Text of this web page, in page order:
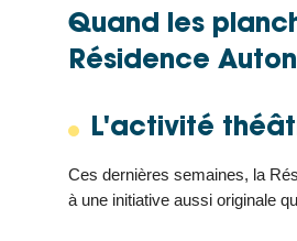
Quand les
Résidence
L'activité
Ces dernières semaines, la
à une initiative aussi originale